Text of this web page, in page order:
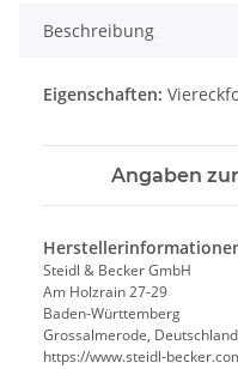
Beschreibung
Eigenschaften:
Angaben
Steidl & Becker GmbH
Am Holzrain 27-29
Baden-Württemberg
Grossalmerode,
https://www.steidl-